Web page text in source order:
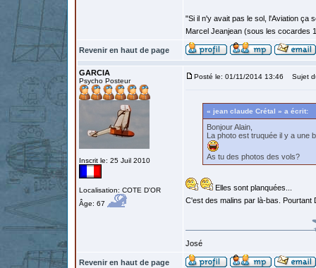
"Si il n'y avait pas le sol, l'Aviation ça
Marcel Jeanjean (sous les cocardes
Revenir en haut de page
GARCIA
Psycho Posteur
Inscrit le: 25 Juil 2010
Localisation: COTE D'OR
Âge: 67
Posté le: 01/11/2014 13:46 Sujet
« jean claude Crétal » a écrit:
Bonjour Alain,
La photo est truquée il y a une
As tu des photos des vols?
Elles sont planquées...
C'est des malins par là-bas. Pourtant
José
Revenir en haut de page